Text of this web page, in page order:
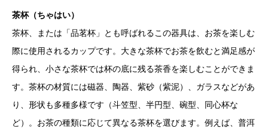
茶杯（ちゃはい）
茶杯、または「品茗杯」とも呼ばれるこの器具は、お茶を楽しむ
際に使用されるカップです。大きな茶杯でお茶を飲むと満足感が
得られ、小さな茶杯では杯の底に残る茶香を楽しむことができま
す。茶杯の材質には磁器、陶器、紫砂（紫泥）、ガラスなどがあ
り、形状も多種多様です（斗笠型、半円型、碗型、同心杯な
ど）。お茶の種類に応じて異なる茶杯を選びます。例えば、普洱